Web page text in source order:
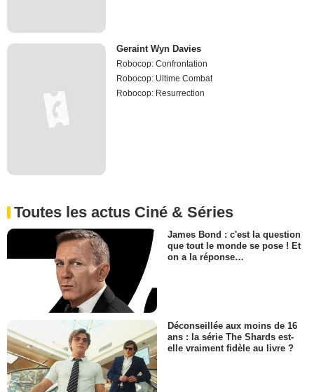
Geraint Wyn Davies
Robocop: Confrontation
Robocop: Ultime Combat
Robocop: Resurrection
Toutes les actus Ciné & Séries
James Bond : c'est la question
que tout le monde se pose ! Et
on a la réponse…
Déconseillée aux moins de 16
ans : la série The Shards est-
elle vraiment fidèle au livre ?